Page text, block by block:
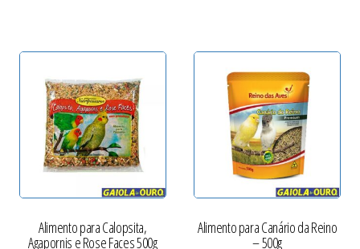
Alimento para Calopsita,
Agapornis e Rose Faces 500g
Alimento para Canário da Reino
– 500g